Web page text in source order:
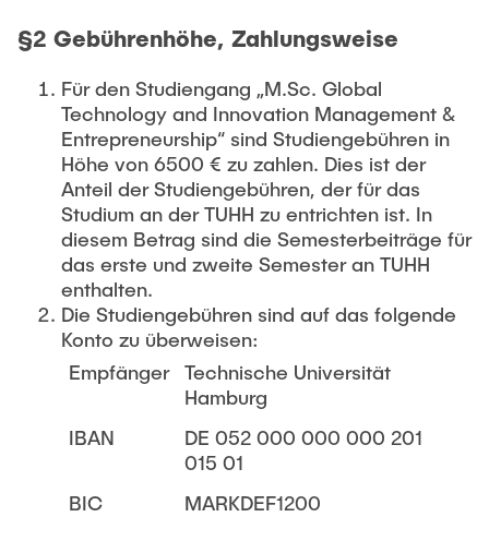
§2 Gebührenhöhe, Zahlungsweise
Für den Studiengang „M.Sc. Global
Technology and Innovation Management &
Entrepreneurship“ sind Studiengebühren in
Höhe von 6500 € zu zahlen. Dies ist der
Anteil der Studiengebühren, der für das
Studium an der TUHH zu entrichten ist. In
diesem Betrag sind die Semesterbeiträge für
das erste und zweite Semester an TUHH
enthalten.
Die Studiengebühren sind auf das folgende
Konto zu überweisen:
Empfänger
Technische Universität
Hamburg
IBAN
DE 052 000 000 000 201
015 01
BIC
MARKDEF1200